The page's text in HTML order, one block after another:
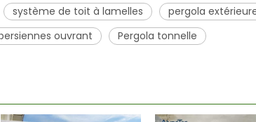
système de toit à lamelles
pergola
ouvrant
Pergola tonnelle